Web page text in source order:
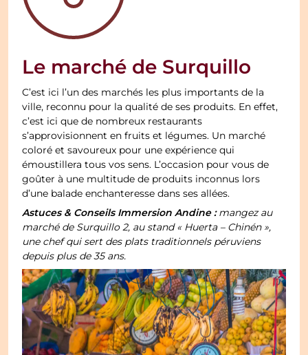
Le marché de Surquillo
C’est ici l’un des marchés les plus importants de la
ville, reconnu pour la qualité de ses produits. En effet,
c’est ici que de nombreux restaurants
s’approvisionnent en fruits et légumes. Un marché
coloré et savoureux pour une expérience qui
émoustillera tous vos sens. L’occasion pour vous de
goûter à une multitude de produits inconnus lors
d’une balade enchanteresse dans ses allées.
Astuces & Conseils Immersion Andine : mangez au
marché de Surquillo 2, au stand « Huerta – Chinén »,
une chef qui sert des plats traditionnels péruviens
depuis plus de 35 ans.